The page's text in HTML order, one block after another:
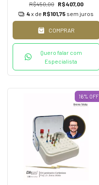
R$450,00 R$407,00
4 x de R$101,75 sem juros
COMPRAR
Quero falar com
Especialista
16% OFF